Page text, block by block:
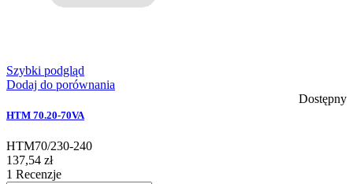
Szybki podgląd
Dodaj do porównania
Dostępny
HTM 70.20-70VA
HTM70/230-240
137,54 zł
1 Recenzje